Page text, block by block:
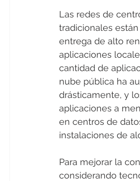
Las redes de
tradicionales
entrega de alto
aplicaciones
cantidad de
nube pública ha
drásticamente, y
aplicaciones a
en centros de
instalaciones de
Para mejorar la
considerando